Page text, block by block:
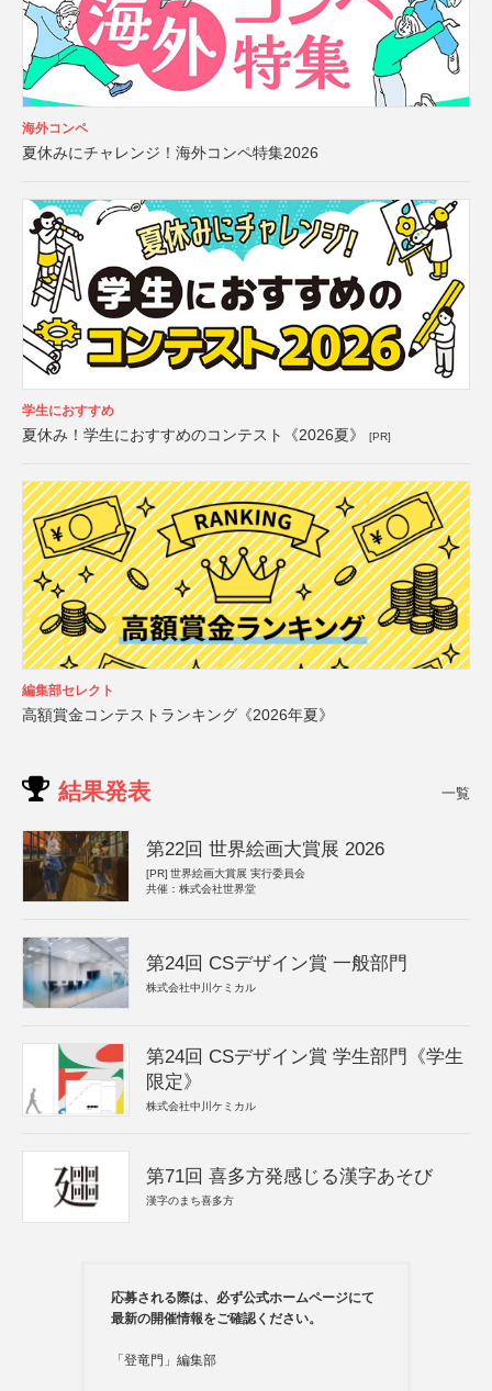
海外コンペ
夏休みにチャレンジ！海外コンペ特集2026
学生におすすめ
夏休み！学生におすすめのコンテスト《2026夏》 [PR]
編集部セレクト
高額賞金コンテストランキング《2026年夏》
結果発表 一覧
第22回 世界絵画大賞展 2026
[PR] 世界絵画大賞展 実行委員会
共催：株式会社世界堂
第24回 CSデザイン賞 一般部門
株式会社中川ケミカル
第24回 CSデザイン賞 学生部門《学生
限定》
株式会社中川ケミカル
第71回 喜多方発感じる漢字あそび
漢字のまち喜多方
応募される際は、必ず公式ホームページにて
最新の開催情報をご確認ください。
「登竜門」編集部